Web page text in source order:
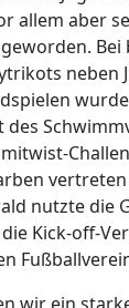
allem aber
Bei
neben
nutzte die
Kick-off-